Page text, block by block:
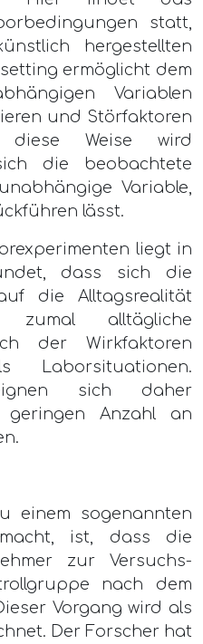
statt,
hergestellten
ermöglicht dem
Variablen
und Störfaktoren
diese Weise wird
die beobachtete
Variable,
lässt.
liegt in
dass sich die
die Alltagsrealität
zumal alltägliche
der Wirkfaktoren
Laborsituationen.
sich daher
Anzahl an
einem sogenannten
macht, ist, dass die
zur Versuchs-
nach dem
Vorgang wird als
Der Forscher hat